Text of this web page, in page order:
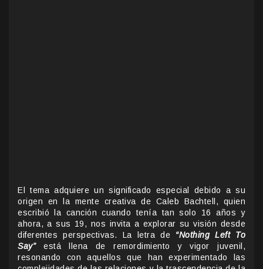
El tema adquiere un significado especial debido a su
origen en la mente creativa de Caleb Bachtell, quien
escribió la canción cuando tenía tan solo 16 años y
ahora, a sus 19, nos invita a explorar su visión desde
diferentes perspectivas. La letra de “Nothing Left To
Say”está llena de remordimiento y vigor juvenil,
resonando con aquellos que han experimentado las